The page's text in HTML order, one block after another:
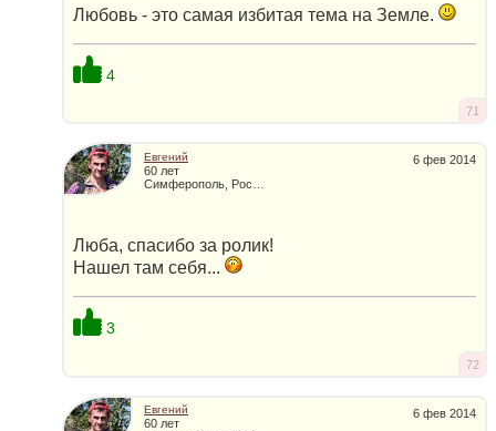
Любовь - это самая избитая тема на Земле.
4
71
6 фев 2014
Евгений
60 лет
Люба, спасибо за ролик!
Нашел там себя...
3
72
6 фев 2014
Евгений
60 лет